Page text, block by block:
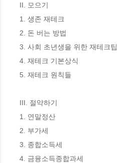
II. 모으기
1. 생존 재테크
2. 돈 버는 방법
3. 사회 초년생을 위한 재테크팁
4. 재테크 기본상식
5. 재테크 원칙들
III. 절약하기
1. 연말정산
2. 부가세
3. 종합소득세
4. 금융소득종합과세